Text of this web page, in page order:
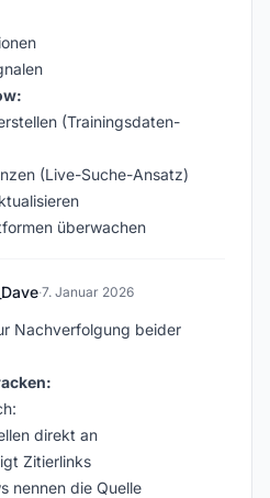
(Trainingsdaten-
(Live-Suche-Ansatz)
überwachen
·7. Januar 2026
Nachverfolgung beider
direkt an
Zitierlinks
nennen die Quelle